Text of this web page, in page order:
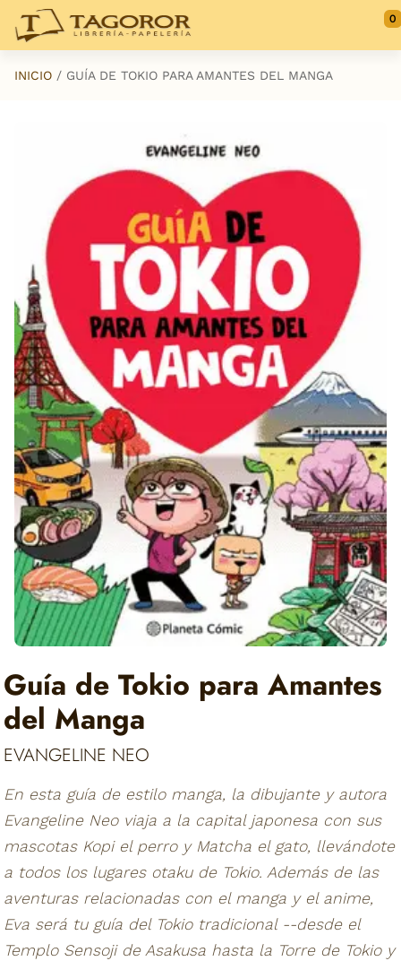
Saltar al contenido principal
0
INICIO GUÍA DE TOKIO PARA AMANTES DEL MANGA
Guía de Tokio para Amantes
del Manga
EVANGELINE NEO
En esta guía de estilo manga, la dibujante y autora
Evangeline Neo viaja a la capital japonesa con sus
mascotas Kopi el perro y Matcha el gato, llevándote
a todos los lugares otaku de Tokio. Además de las
aventuras relacionadas con el manga y el anime,
Eva será tu guía del Tokio tradicional --desde el
Templo Sensoji de Asakusa hasta la Torre de Tokio y